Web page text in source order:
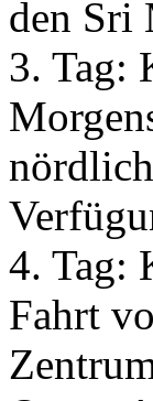
den Sri
3. Tag:
4. Tag:
Fahrt